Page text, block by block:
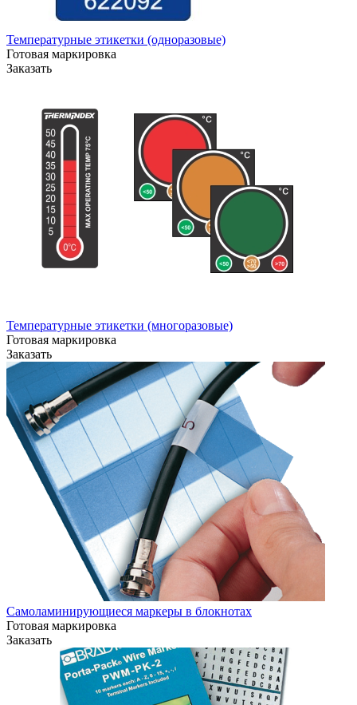
Температурные этикетки (одноразовые)
Готовая маркировка
Заказать
Температурные этикетки (многоразовые)
Готовая маркировка
Заказать
Самоламинирующиеся маркеры в блокнотах
Готовая маркировка
Заказать